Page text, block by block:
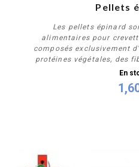
Pellets
Les pellets épinard
alimentaires pour
composés exclusivement
protéines végétales, des
En